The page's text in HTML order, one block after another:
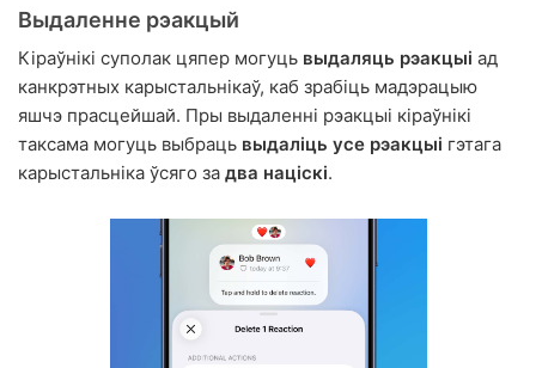
Выдаленне рэакцый
Кіраўнікі суполак цяпер могуць выдаляць рэакцыі ад
канкрэтных карыстальнікаў, каб зрабіць мадэрацыю
яшчэ прасцейшай. Пры выдаленні рэакцыі кіраўнікі
таксама могуць выбраць выдаліць усе рэакцыі гэтага
карыстальніка ўсяго за два націскі.